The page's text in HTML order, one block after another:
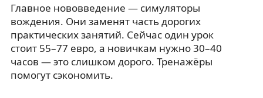
Главное нововведение — симуляторы
вождения. Они заменят часть дорогих
практических занятий. Сейчас один урок
стоит 55–77 евро, а новичкам нужно 30–40
часов — это слишком дорого. Тренажёры
помогут сэкономить.